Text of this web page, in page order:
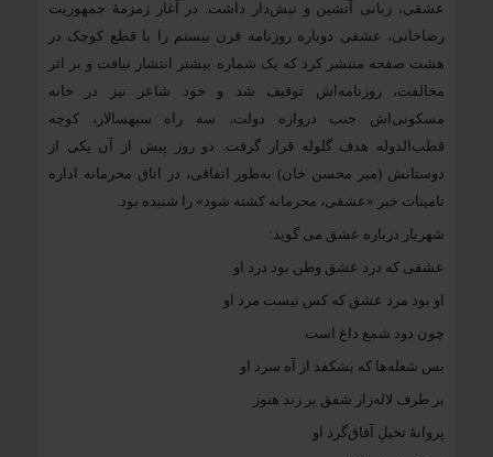
عشقی، زبانی آتشین و نیش‌دار داشت. در آغاز زمزمهٔ جمهوریت
رضاخانی، عشقی دوباره روزنامه قرن بیستم را با قطع کوچک در
هشت صفحه منتشر کرد که یک شماره بیشتر انتشار نیافت و بر اثر
مخالفت، روزنامه‌اش توقیف شد و خود شاعر نیز در خانه
مسکونی‌اش جنب دروازه دولت، سه راه سپهسالار، کوچه
قطب‌الدوله هدف گلوله قرار گرفت. دو روز پیش از آن یکی از
دوستانش (میر محسن خان) به‌طور اتفاقی، در اتاق محرمانه اداره
تامینات خبر «عشقی، محرمانه کشته شود» را شنیده بود.
شهریار درباره عشق می گوید:
عشقی که درد عشق وطن بود درد او
او بود مرد عشق که کس نیست مرد او
چون دود شمع داغ است
بس شعله‌ها که بشکفد از آه سرد او
بر طرف لاله‌زار شفق پر زند هنوز
پروانهٔ تخیلِ آفاق‌گرد او